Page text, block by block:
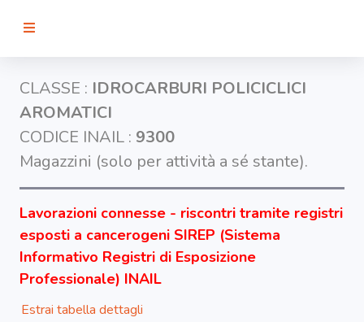
Agenti
Lavorazioni
Organi
bersaglio
Visualizza
CLASSE : IDROCARBURI POLICICLICI
AROMATICI
CODICE INAIL : 9300
Magazzini (solo per attività a sé stante).
Lavorazioni connesse - riscontri tramite registri
esposti a cancerogeni SIREP (Sistema
Informativo Registri di Esposizione
Professionale) INAIL
Estrai tabella dettagli